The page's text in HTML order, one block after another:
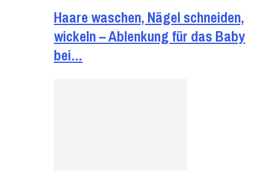
Haare waschen, Nägel schneiden,
wickeln – Ablenkung für das Baby
bei…